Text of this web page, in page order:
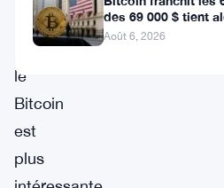
relation
avec
le
Bitcoin
est
plus
des 69 000 $ tient
sur l’emploi se
Août 6, 2026